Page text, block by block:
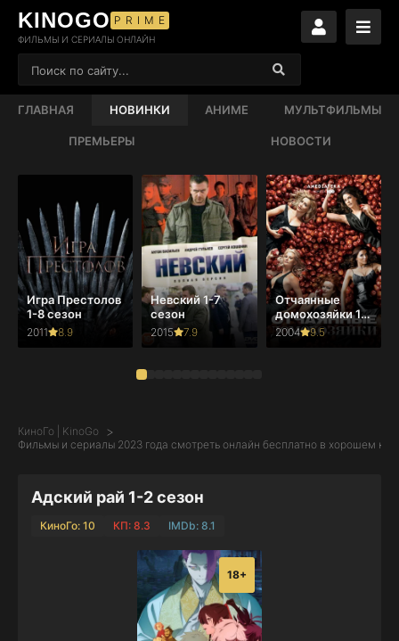
KINOGO PRIME
ФИЛЬМЫ И СЕРИАЛЫ ОНЛАЙН
ГЛАВНАЯ НОВИНКИ АНИМЕ МУЛЬТФИЛЬМЫ
ПРЕМЬЕРЫ НОВОСТИ
Игра Престолов
1-8 сезон
2011 8.9
Невский 1-7
сезон
2015 7.9
Отчаянные
домохозяйки 1-
8 сезон
2004 9.5
КиноГо | KinoGo
Фильмы и сериалы 2023 года смотреть онлайн бесплатно в хорошем
Адский рай 1-2 сезон
КиноГо: 10 КП: 8.3 IMDb: 8.1
18+